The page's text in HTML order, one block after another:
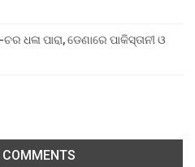
ପାରା, ଡେଣାରେ ପାକିସ୍ତାନୀ ଓ
COMMENTS